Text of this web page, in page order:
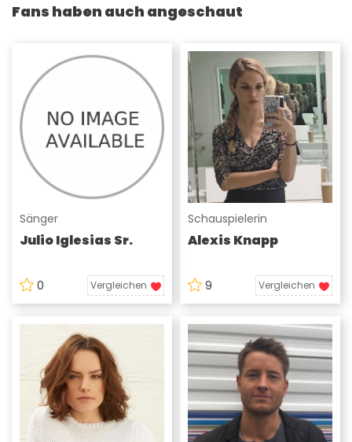
Fans haben auch angeschaut
Sänger
Julio Iglesias Sr.
0 Vergleichen
Schauspielerin
Alexis Knapp
9 Vergleichen